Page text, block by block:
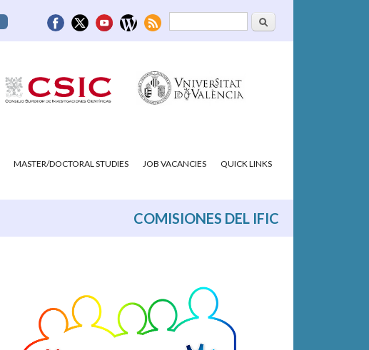
Search form Search
MASTER/DOCTORAL STUDIES JOB VACANCIES QUICK LINKS
COMISIONES DEL IFIC